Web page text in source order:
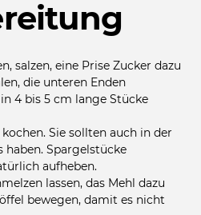
salzen, eine Prise Zucker dazu
die unteren Enden
4 bis 5 cm lange Stücke
Sie sollten auch in der
haben. Spargelstücke
aufheben.
lassen, das Mehl dazu
bewegen, damit es nicht